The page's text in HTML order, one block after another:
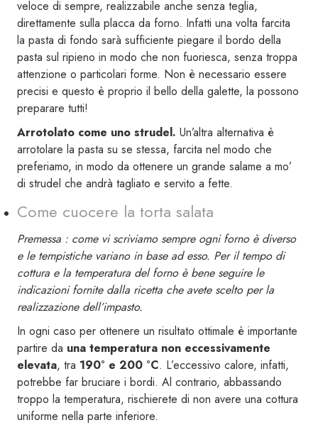
veloce di sempre, realizzabile anche senza teglia,
direttamente sulla placca da forno. Infatti una volta farcita
la pasta di fondo sarà sufficiente piegare il bordo della
pasta sul ripieno in modo che non fuoriesca, senza troppa
attenzione o particolari forme. Non è necessario essere
precisi e questo è proprio il bello della galette, la possono
preparare tutti!
Arrotolato come uno strudel. Un’altra alternativa è
arrotolare la pasta su se stessa, farcita nel modo che
preferiamo, in modo da ottenere un grande salame a mo’
di strudel che andrà tagliato e servito a fette.
Come cuocere la torta salata
Premessa : come vi scriviamo sempre ogni forno è diverso
e le tempistiche variano in base ad esso. Per il tempo di
cottura e la temperatura del forno è bene seguire le
indicazioni fornite dalla ricetta che avete scelto per la
realizzazione dell’impasto.
In ogni caso per ottenere un risultato ottimale è importante
partire da una temperatura non eccessivamente
elevata, tra 190° e 200 °C. L’eccessivo calore, infatti,
potrebbe far bruciare i bordi. Al contrario, abbassando
troppo la temperatura, rischierete di non avere una cottura
uniforme nella parte inferiore.